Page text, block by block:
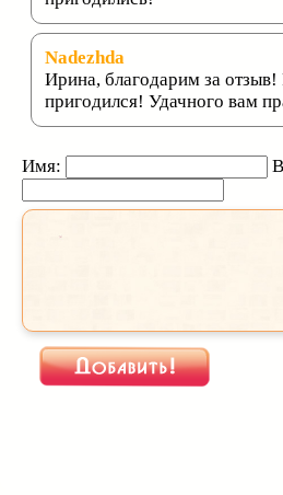
Nadezhda
Ирина, благодарим за
пригодился! Удачного вам
Имя: